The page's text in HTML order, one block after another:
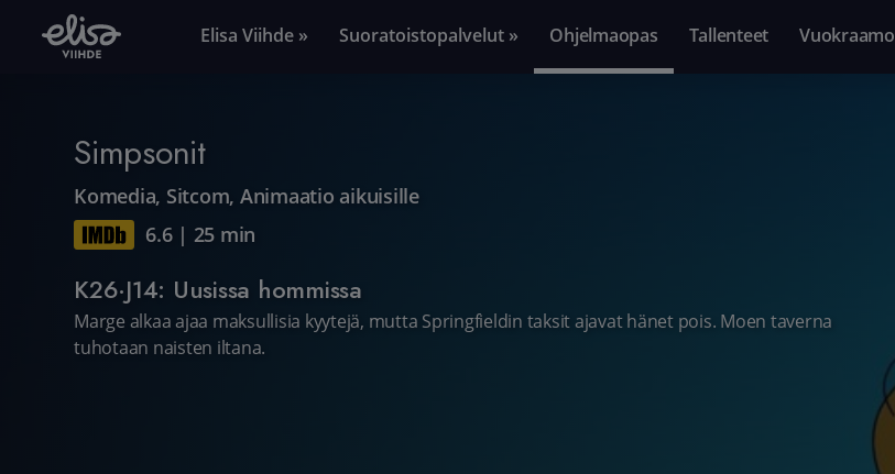
Elisa Viihde » Suoratoistopalvelut » Ohjelmaopas Tallenteet Vuokraamo
Simpsonit
Komedia, Sitcom, Animaatio aikuisille
6.6| 25 min
K26·J14: Uusissa hommissa
Marge alkaa ajaa maksullisia kyytejä, mutta Springfieldin taksit ajavat hänet pois. Moen taverna
tuhotaan naisten iltana.